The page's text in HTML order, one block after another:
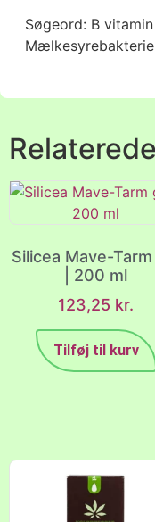
Søgeord: B
Silicea Mave-
| 200 ml
123,25 kr.
Tilføj til kurv